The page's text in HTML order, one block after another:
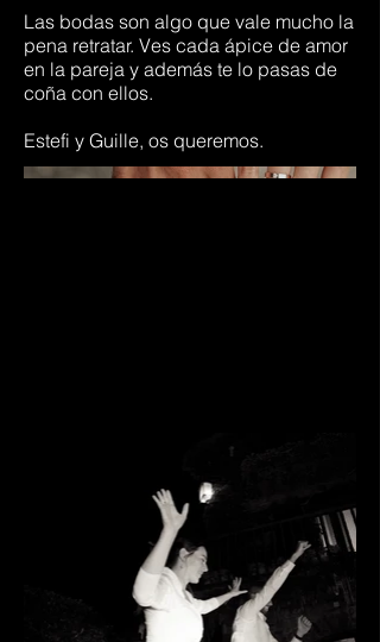
Las bodas son algo que vale mucho la
pena retratar. Ves cada ápice de amor
en la pareja y además te lo pasas de
coña con ellos.
Estefi y Guille, os queremos.